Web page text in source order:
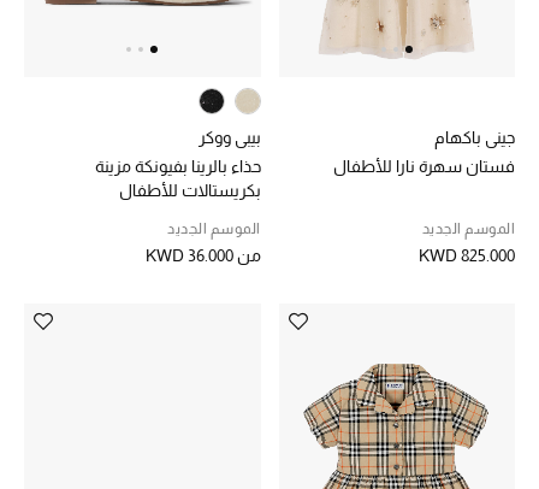
خصومات
الموسم الجديد
حصريًا عبر الإنترنت
جميع إصدارتنا النسائية
تشكيلة المناسبات للنساء
جيني باكهام
فستان سهرة نارا للأطفال
الموسم الجديد
KWD 825.000
بيبي ووكر
حذاء بالرينا بفيونكة مزينة
بكريستالات للأطفال
الموسم الجديد
من KWD 36.000